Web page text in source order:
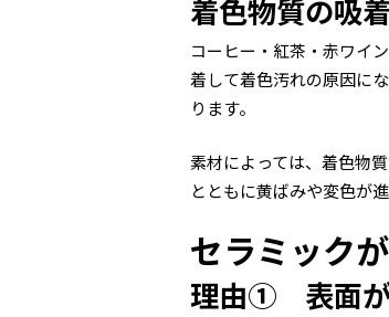
着色物質の吸着
コーヒー・紅茶・赤ワイ
着して着色汚れの原因に
ります。
素材によっては、着色物
とともに黄ばみや変色が進
セラミック
理由① 表面が